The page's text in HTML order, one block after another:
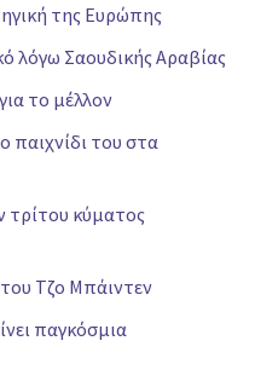
της Ευρώπης
λόγω Σαουδικής Αραβίας
το μέλλον
παιχνίδι του στα
τρίτου κύματος
Τζο Μπάιντεν
παγκόσμια